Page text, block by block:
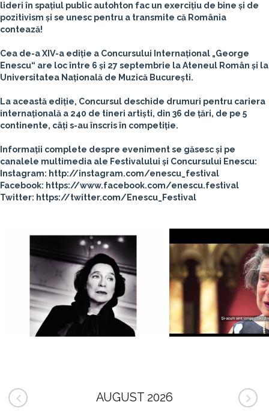
lideri în spațiul public autohton fac un exercițiu de bine și de
pozitivism și se unesc pentru a transmite că România
contează!
Cea de-a XIV-a ediție a Concursului Internațional „George
Enescu“ are loc între 6 și 27 septembrie la Ateneul Român și la
Universitatea Națională de Muzică București.
La această ediție, Concursul deschide drumuri pentru cariera
internațională a 240 de tineri artiști, din 36 de țări, de pe 5
continente, câți s-au înscris în competiție.
Informații complete despre eveniment se găsesc și pe
canalele multimedia ale Festivalului și Concursului Enescu:
Instagram: http://instagram.com/enescu_festival
Facebook: https://www.facebook.com/enescu.festival
Twitter: https://twitter.com/Enescu_Festival
AUGUST 2026